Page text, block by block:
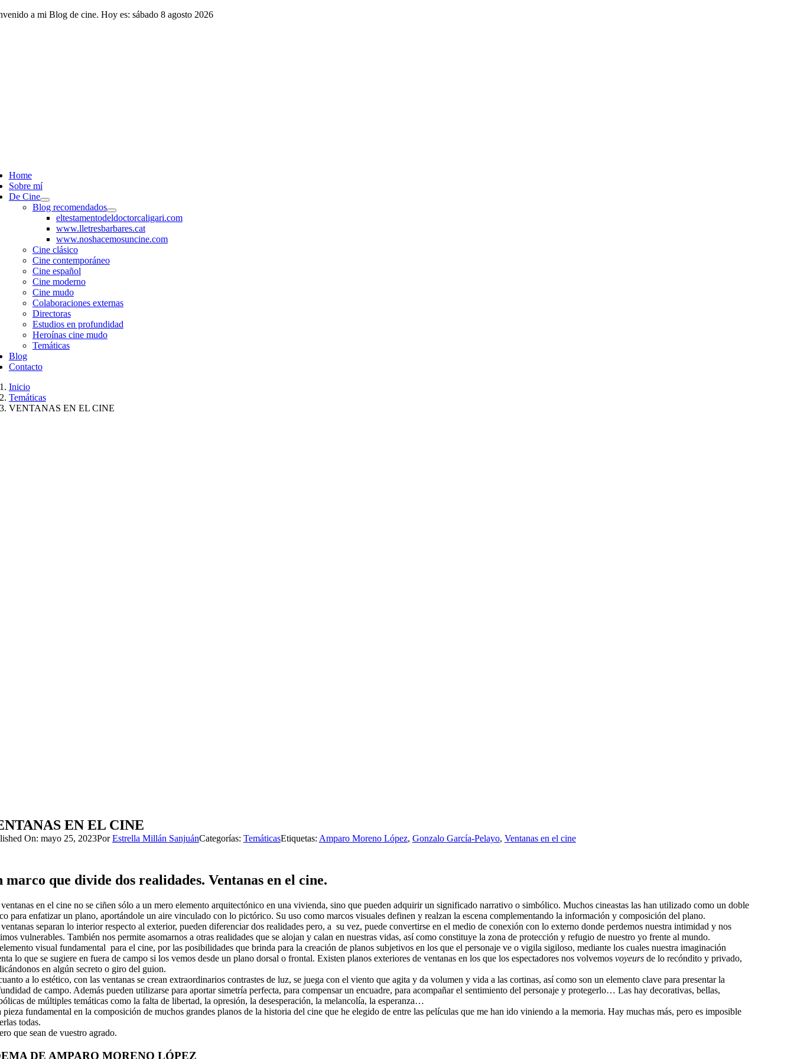
Saltar a mi Blog de cine. Hoy es: sábado 8 agosto 2026
Home
Sobre mí
De Cine
Blog recomendados
eltestamentodeldoctorcaligari.com
www.lletresbarbares.cat
www.noshacemosuncine.com
Cine clásico
Cine contemporáneo
Cine español
Cine moderno
Cine mudo
Colaboraciones externas
Directoras
Estudios en profundidad
Heroínas cine mudo
Temáticas
Blog
Contacto
Inicio
Temáticas
VENTANAS EN EL CINE
EN EL CINE
On: mayo 25, 2023PorEstrella Millán SanjuánCategorías: TemáticasEtiquetas: Amparo Moreno López, Gonzalo García-Pelayo, Ventanas en el cine
marco que divide dos realidades. Ventanas en el cine.
en el cine no se ciñen sólo a un mero elemento arquitectónico en una vivienda, sino que pueden adquirir un significado narrativo o simbólico. Muchos cineastas las han utilizado como un doble
para enfatizar un plano, aportándole un aire vinculado con lo pictórico. Su uso como marcos visuales definen y realzan la escena complementando la información y composición del plano.
separan lo interior respecto al exterior, pueden diferenciar dos realidades pero, a su vez, puede convertirse en el medio de conexión con lo externo donde perdemos nuestra intimidad y nos
vulnerables. También nos permite asomarnos a otras realidades que se alojan y calan en nuestras vidas, así como constituye la zona de protección y refugio de nuestro yo frente al mundo.
visual fundamental para el cine, por las posibilidades que brinda para la creación de planos subjetivos en los que el personaje ve o vigila sigiloso, mediante los cuales nuestra imaginación
lo que se sugiere en fuera de campo si los vemos desde un plano dorsal o frontal. Existen planos exteriores de ventanas en los que los espectadores nos volvemos voyeursde lo recóndito y privado,
en algún secreto o giro del guion.
a lo estético, con las ventanas se crean extraordinarios contrastes de luz, se juega con el viento que agita y da volumen y vida a las cortinas, así como son un elemento clave para presentar la
de campo. Además pueden utilizarse para aportar simetría perfecta, para compensar un encuadre, para acompañar el sentimiento del personaje y protegerlo… Las hay decorativas, bellas,
de múltiples temáticas como la falta de libertad, la opresión, la desesperación, la melancolía, la esperanza…
pieza fundamental en la composición de muchos grandes planos de la historia del cine que he elegido de entre las películas que me han ido viniendo a la memoria. Hay muchas más, pero es imposible
todas.
que sean de vuestro agrado.
DE AMPARO MORENO LÓPEZ